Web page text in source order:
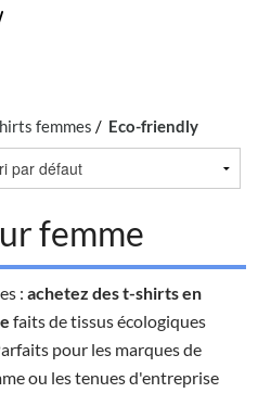
femmes Eco-friendly
femme
:achetez des t-shirts en
faits de tissus écologiques
pour les marques de
ou les tenues d'entreprise